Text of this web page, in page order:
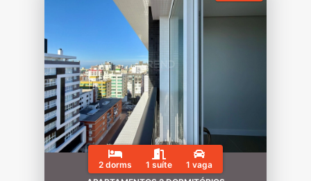
2 dorms 1 suíte
1 vaga